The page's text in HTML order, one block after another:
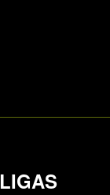
LIGAS